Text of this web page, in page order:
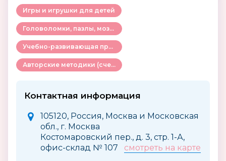
Игры и игрушки для детей
Головоломки, пазлы, мозаики
Учебно-развивающая продукция для детей
Авторские методики (счет, чтение, англ.яз. и др.)
Контактная информация
105120, Россия, Москва и Московская
обл., г. Москва
Костомаровский пер., д. 3, стр. 1-А,
офис-склад № 107 смотреть на карте